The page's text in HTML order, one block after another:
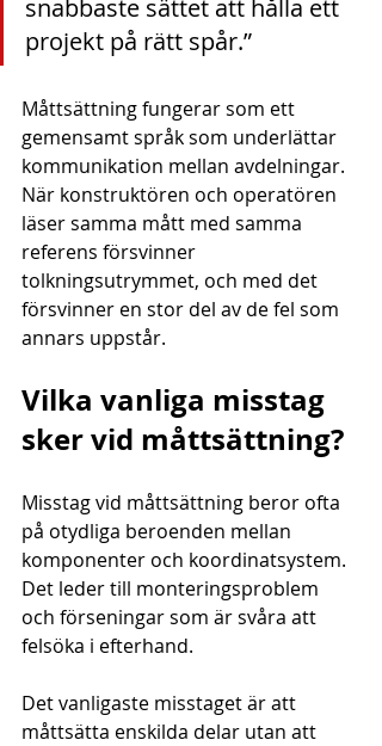
snabbaste sättet att hålla ett
projekt på rätt spår.”
Måttsättning fungerar som ett
gemensamt språk som underlättar
kommunikation mellan avdelningar.
När konstruktören och operatören
läser samma mått med samma
referens försvinner
tolkningsutrymmet, och med det
försvinner en stor del av de fel som
annars uppstår.
Vilka vanliga misstag
sker vid måttsättning?
Misstag vid måttsättning beror ofta
på otydliga beroenden mellan
komponenter och koordinatsystem.
Det leder till monteringsproblem
och förseningar som är svåra att
felsöka i efterhand.
Det vanligaste misstaget är att
måttsätta enskilda delar utan att